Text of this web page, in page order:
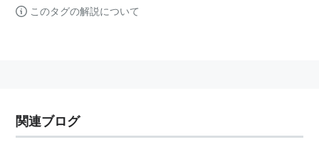
このタグの解説について
関連ブログ